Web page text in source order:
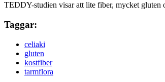
TEDDY-studien visar att lite fiber, mycket gluten
Taggar:
celiaki
gluten
kostfiber
tarmflora